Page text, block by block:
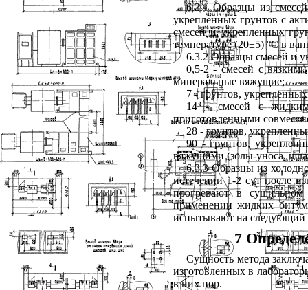
6.3.1 Образцы из
укрепленных грунтов с
смесей и укрепленных
температуре (20±5) °С в
6.3.2 Образцы смесей и
0,5-2 - смесей с
минеральные вяжущие;
7 - грунтов,
14 - смесей с
приготовленными
28 - грунтов,
90 - грунтов,
вяжущими (золы-уноса,
6.3.3 Образцы из
истечении 1-2 сут после
прогревают в
применении жидких
испытывают на следующий
7
Сущность метода
изготовленных в
в них пор.